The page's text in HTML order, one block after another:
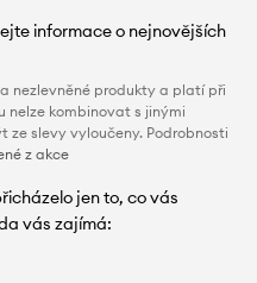
informace o nejnovějších
nezlevněné produkty a platí při
nelze kombinovat s jinými
ze slevy vyloučeny. Podrobnosti
z akce
jen to, co vás
vás zajímá: